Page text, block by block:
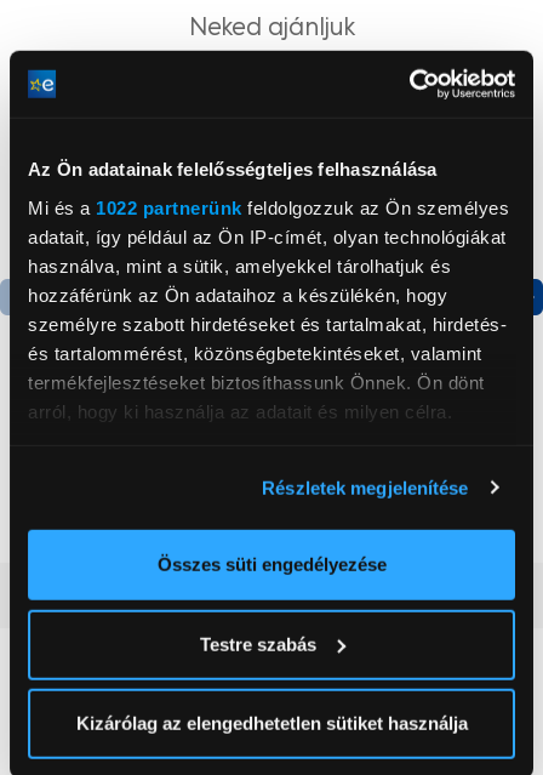
Az Ön adatainak felelősségteljes felhasználása
Mi és a 1022 partnerünk feldolgozzuk az Ön személyes
adatait, így például az Ön IP-címét, olyan technológiákat
használva, mint a sütik, amelyekkel tárolhatjuk és
hozzáférünk az Ön adataihoz a készülékén, hogy
személyre szabott hirdetéseket és tartalmakat, hirdetés-
és tartalommérést, közönségbetekintéseket, valamint
termékfejlesztéseket biztosíthassunk Önnek. Ön dönt
arról, hogy ki használja az adatait és milyen célra.
elhelyezkedéséről pár méteres pontossággal
Az Ön készülékén beazonosítása annak konkrét
módjairól és adja meg preferenciáit aRészletek
pontban. Bármikor módosíthatja vagy visszavonhatja a
Sütinyilatkozathoz való hozzájárulását.
Részletek megjelenítése
Összes süti engedélyezése
Testre szabás
Kizárólag az elengedhetetlen sütiket használja
Neked ajánljuk
Termék adatlap
Gorenje NRS8182KX Side
Termék adatlap
Gorenje RK4182PW4
119 999 Ft
Vásárlói vélemények(0)
0
0 értékelés